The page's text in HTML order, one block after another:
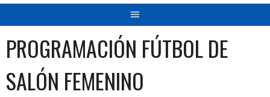
PROGRAMACIÓN FÚTBOL DE
SALÓN FEMENINO